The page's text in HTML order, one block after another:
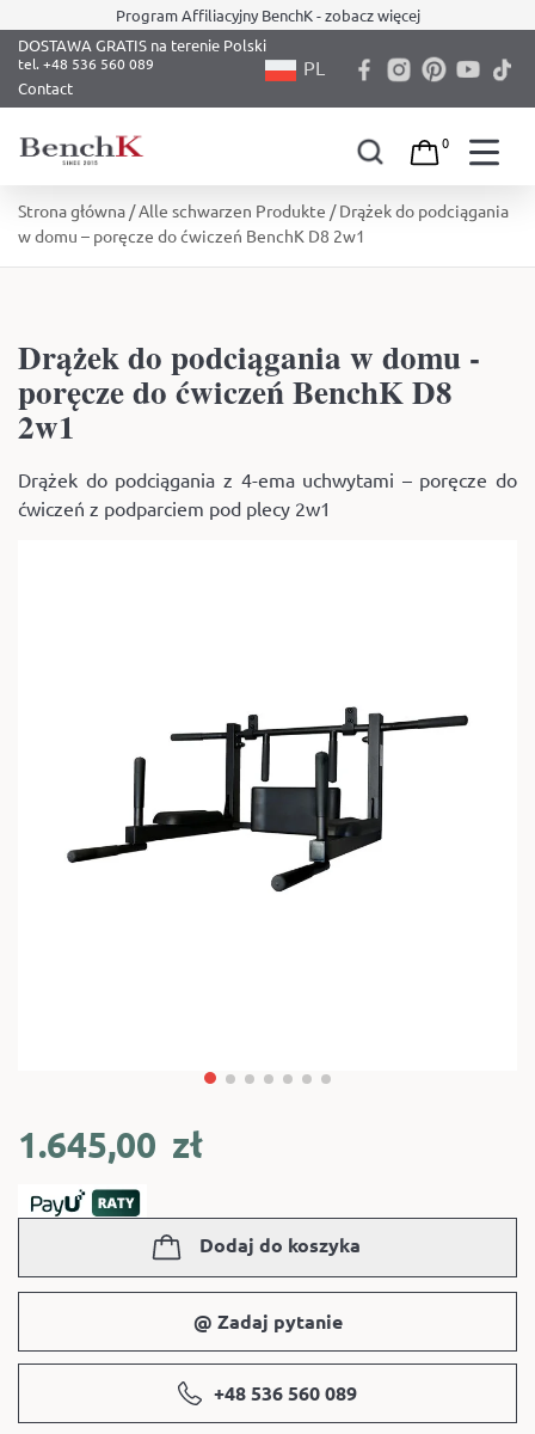
content
Program Affiliacyjny BenchK - zobacz więcej
DOSTAWA GRATIS na terenie Polski
Contact
PL
0
Strona główna /Alle schwarzen Produkte / Drążek do podciągania
w domu – poręcze do ćwiczeń BenchK D8 2w1
Drążek do podciągania w domu -
poręcze do ćwiczeń BenchK D8
2w1
Drążek do podciągania z 4-ema uchwytami – poręcze do
ćwiczeń z podparciem pod plecy 2w1
1.645,00 zł
Dodaj do koszyka
@ Zadaj pytanie
+48 536 560 089